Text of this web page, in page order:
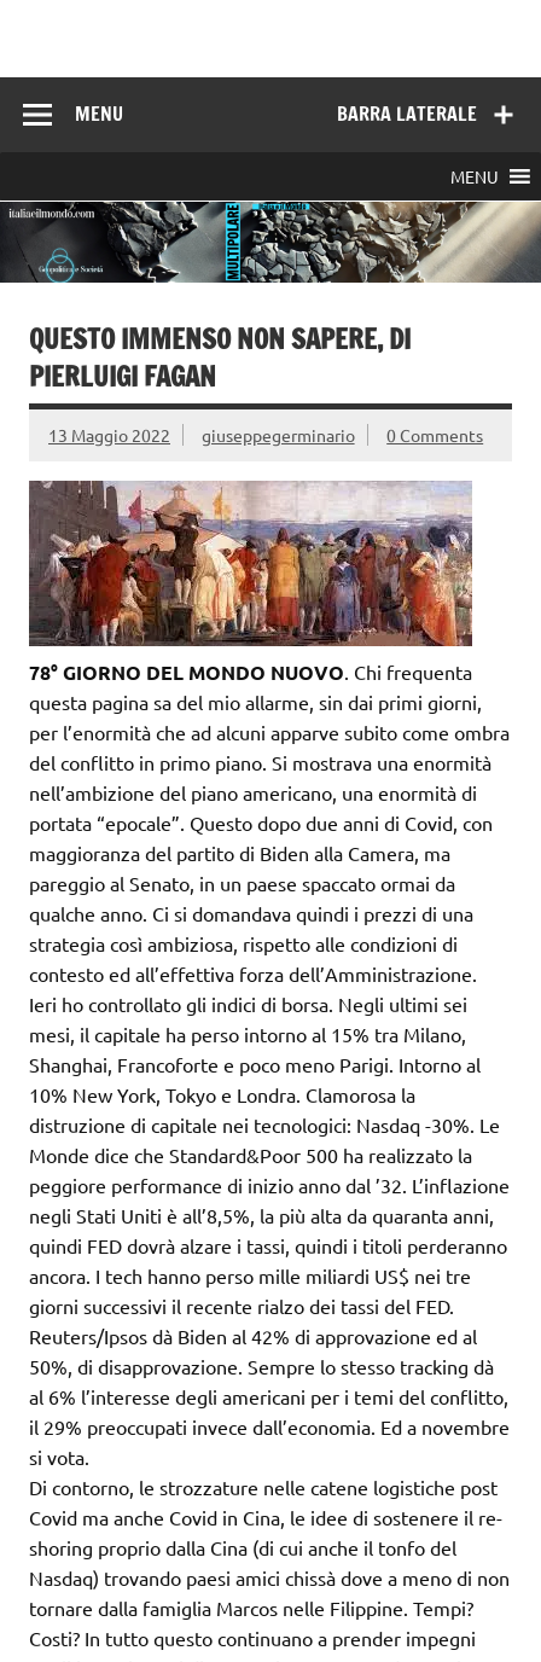
BARRA LATERALE
MENU
MENU
QUESTO IMMENSO NON SAPERE, DI
PIERLUIGI FAGAN
13 Maggio 2022 giuseppegerminario 0 Comments
78° GIORNO DEL MONDO NUOVO. Chi frequenta
questa pagina sa del mio allarme, sin dai primi giorni,
per l’enormità che ad alcuni apparve subito come ombra
del conflitto in primo piano. Si mostrava una enormità
nell’ambizione del piano americano, una enormità di
portata “epocale”. Questo dopo due anni di Covid, con
maggioranza del partito di Biden alla Camera, ma
pareggio al Senato, in un paese spaccato ormai da
qualche anno. Ci si domandava quindi i prezzi di una
strategia così ambiziosa, rispetto alle condizioni di
contesto ed all’effettiva forza dell’Amministrazione.
Ieri ho controllato gli indici di borsa. Negli ultimi sei
mesi, il capitale ha perso intorno al 15% tra Milano,
Shanghai, Francoforte e poco meno Parigi. Intorno al
10% New York, Tokyo e Londra. Clamorosa la
distruzione di capitale nei tecnologici: Nasdaq -30%. Le
Monde dice che Standard&Poor 500 ha realizzato la
peggiore performance di inizio anno dal ’32. L’inflazione
negli Stati Uniti è all’8,5%, la più alta da quaranta anni,
quindi FED dovrà alzare i tassi, quindi i titoli perderanno
ancora. I tech hanno perso mille miliardi US$ nei tre
giorni successivi il recente rialzo dei tassi del FED.
Reuters/Ipsos dà Biden al 42% di approvazione ed al
50%, di disapprovazione. Sempre lo stesso tracking dà
al 6% l’interesse degli americani per i temi del conflitto,
il 29% preoccupati invece dall’economia. Ed a novembre
si vota.
Di contorno, le strozzature nelle catene logistiche post
Covid ma anche Covid in Cina, le idee di sostenere il re-
shoring proprio dalla Cina (di cui anche il tonfo del
Nasdaq) trovando paesi amici chissà dove a meno di non
tornare dalla famiglia Marcos nelle Filippine. Tempi?
Costi? In tutto questo continuano a prender impegni